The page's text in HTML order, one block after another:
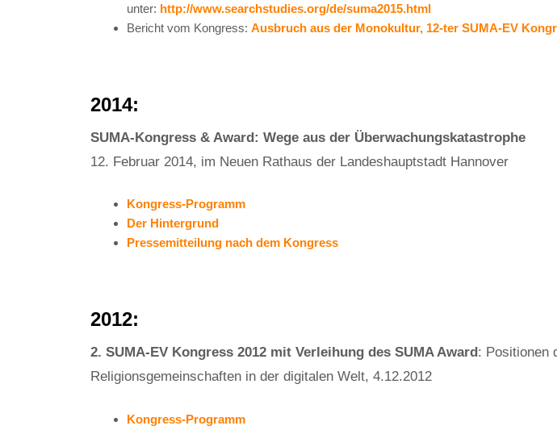
unter: http://www.searchstudies.org/de/suma2015.html
Bericht vom Kongress: Ausbruch aus der Monokultur, 12-ter SUMA-EV
2014:
SUMA-Kongress & Award: Wege aus der Überwachungskatastrophe
12. Februar 2014, im Neuen Rathaus der Landeshauptstadt Hannover
Kongress-Programm
Der Hintergrund
Pressemitteilung nach dem Kongress
2012:
2. SUMA-EV Kongress 2012 mit Verleihung des SUMA Award : Positionen
Religionsgemeinschaften in der digitalen Welt, 4.12.2012
Kongress-Programm